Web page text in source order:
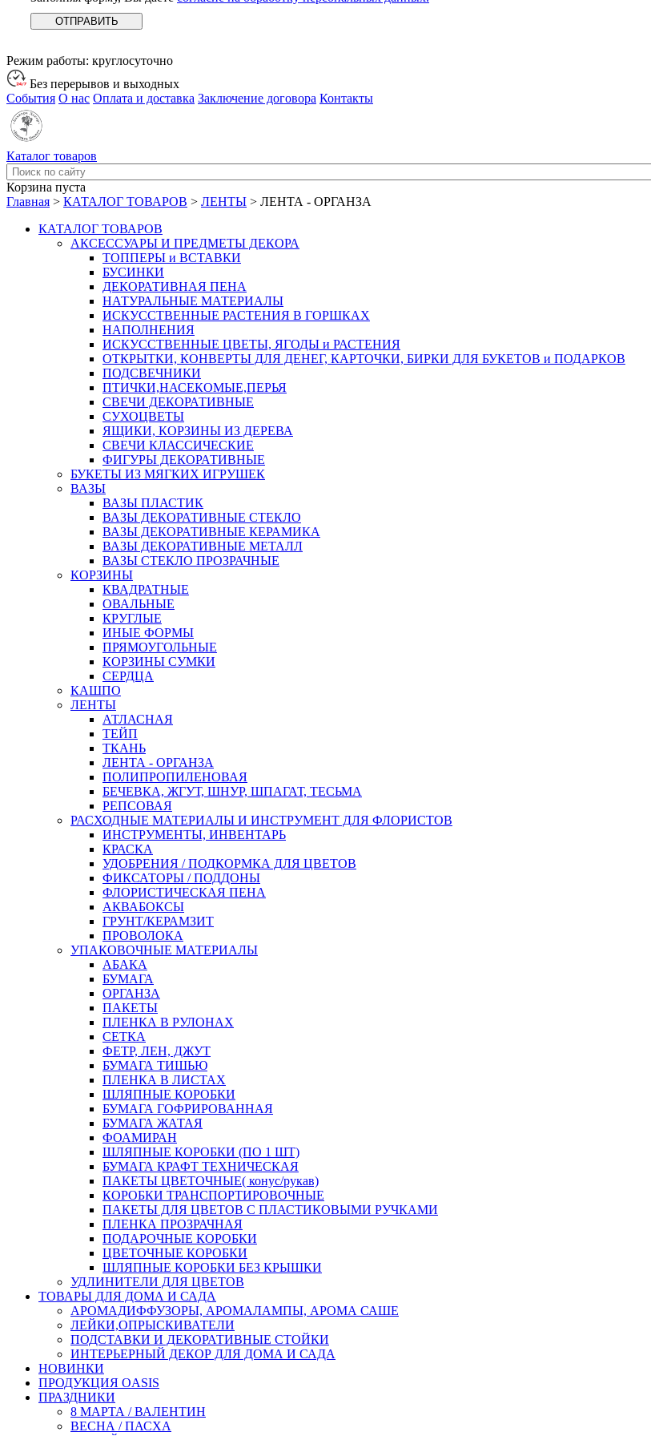
Режим работы: круглосуточно
Без перерывов и выходных
События О нас Оплата и доставка Заключение договора Контакты
Каталог товаров
Корзина пуста
Главная > КАТАЛОГ ТОВАРОВ > ЛЕНТЫ > ЛЕНТА - ОРГАНЗА
КАТАЛОГ ТОВАРОВ
АКСЕССУАРЫ И ПРЕДМЕТЫ ДЕКОРА
ТОППЕРЫ и ВСТАВКИ
БУСИНКИ
ДЕКОРАТИВНАЯ ПЕНА
НАТУРАЛЬНЫЕ МАТЕРИАЛЫ
ИСКУССТВЕННЫЕ РАСТЕНИЯ В ГОРШКАХ
НАПОЛНЕНИЯ
ИСКУССТВЕННЫЕ ЦВЕТЫ, ЯГОДЫ и РАСТЕНИЯ
ОТКРЫТКИ, КОНВЕРТЫ ДЛЯ ДЕНЕГ, КАРТОЧКИ, БИРКИ ДЛЯ БУКЕТОВ и ПОДАРКОВ
ПОДСВЕЧНИКИ
ПТИЧКИ,НАСЕКОМЫЕ,ПЕРЬЯ
СВЕЧИ ДЕКОРАТИВНЫЕ
СУХОЦВЕТЫ
ЯЩИКИ, КОРЗИНЫ ИЗ ДЕРЕВА
СВЕЧИ КЛАССИЧЕСКИЕ
ФИГУРЫ ДЕКОРАТИВНЫЕ
БУКЕТЫ ИЗ МЯГКИХ ИГРУШЕК
ВАЗЫ
ВАЗЫ ПЛАСТИК
ВАЗЫ ДЕКОРАТИВНЫЕ СТЕКЛО
ВАЗЫ ДЕКОРАТИВНЫЕ КЕРАМИКА
ВАЗЫ ДЕКОРАТИВНЫЕ МЕТАЛЛ
ВАЗЫ СТЕКЛО ПРОЗРАЧНЫЕ
КОРЗИНЫ
КВАДРАТНЫЕ
ОВАЛЬНЫЕ
КРУГЛЫЕ
ИНЫЕ ФОРМЫ
ПРЯМОУГОЛЬНЫЕ
КОРЗИНЫ СУМКИ
СЕРДЦА
КАШПО
ЛЕНТЫ
АТЛАСНАЯ
ТЕЙП
ТКАНЬ
ЛЕНТА - ОРГАНЗА
ПОЛИПРОПИЛЕНОВАЯ
БЕЧЕВКА, ЖГУТ, ШНУР, ШПАГАТ, ТЕСЬМА
РЕПСОВАЯ
РАСХОДНЫЕ МАТЕРИАЛЫ И ИНСТРУМЕНТ ДЛЯ ФЛОРИСТОВ
ИНСТРУМЕНТЫ, ИНВЕНТАРЬ
КРАСКА
УДОБРЕНИЯ / ПОДКОРМКА ДЛЯ ЦВЕТОВ
ФИКСАТОРЫ / ПОДДОНЫ
ФЛОРИСТИЧЕСКАЯ ПЕНА
АКВАБОКСЫ
ГРУНТ/КЕРАМЗИТ
ПРОВОЛОКА
УПАКОВОЧНЫЕ МАТЕРИАЛЫ
АБАКА
БУМАГА
ОРГАНЗА
ПАКЕТЫ
ПЛЕНКА В РУЛОНАХ
СЕТКА
ФЕТР, ЛЕН, ДЖУТ
БУМАГА ТИШЬЮ
ПЛЕНКА В ЛИСТАХ
ШЛЯПНЫЕ КОРОБКИ
БУМАГА ГОФРИРОВАННАЯ
БУМАГА ЖАТАЯ
ФОАМИРАН
ШЛЯПНЫЕ КОРОБКИ (ПО 1 ШТ)
БУМАГА КРАФТ ТЕХНИЧЕСКАЯ
ПАКЕТЫ ЦВЕТОЧНЫЕ( конус/рукав)
КОРОБКИ ТРАНСПОРТИРОВОЧНЫЕ
ПАКЕТЫ ДЛЯ ЦВЕТОВ С ПЛАСТИКОВЫМИ РУЧКАМИ
ПЛЕНКА ПРОЗРАЧНАЯ
ПОДАРОЧНЫЕ КОРОБКИ
ЦВЕТОЧНЫЕ КОРОБКИ
ШЛЯПНЫЕ КОРОБКИ БЕЗ КРЫШКИ
УДЛИНИТЕЛИ ДЛЯ ЦВЕТОВ
ТОВАРЫ ДЛЯ ДОМА И САДА
АРОМАДИФФУЗОРЫ, АРОМАЛАМПЫ, АРОМА САШЕ
ЛЕЙКИ,ОПРЫСКИВАТЕЛИ
ПОДСТАВКИ И ДЕКОРАТИВНЫЕ СТОЙКИ
ИНТЕРЬЕРНЫЙ ДЕКОР ДЛЯ ДОМА И САДА
НОВИНКИ
ПРОДУКЦИЯ OASIS
ПРАЗДНИКИ
8 МАРТА / ВАЛЕНТИН
ВЕСНА / ПАСХА